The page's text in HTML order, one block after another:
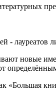
- лауреатов
новые
«Большая